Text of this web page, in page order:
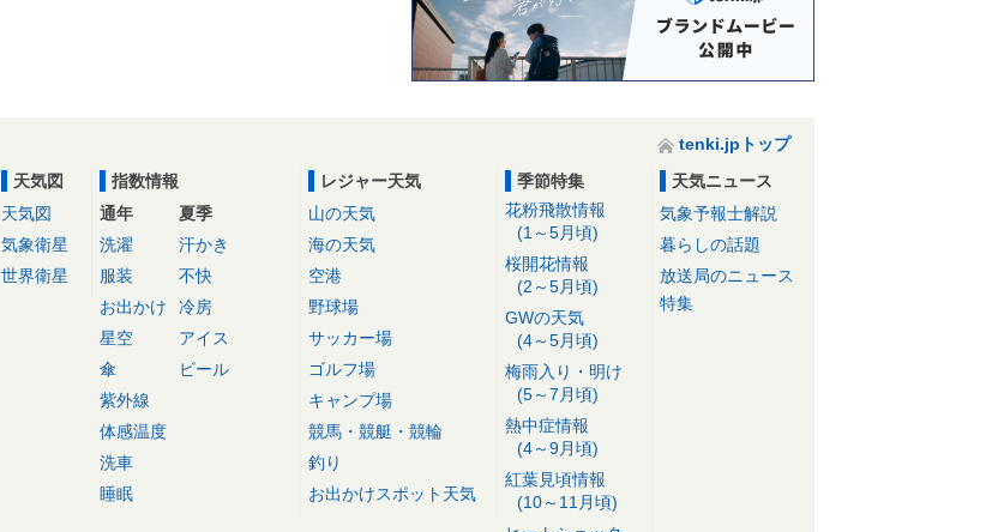
tenki.jpトップ
天気図
天気図
気象衛星
世界衛星
指数情報
通年
洗濯
服装
お出かけ
星空
傘
紫外線
体感温度
洗車
睡眠
夏季
汗かき
不快
冷房
アイス
ビール
レジャー天気
山の天気
海の天気
空港
野球場
サッカー場
ゴルフ場
キャンプ場
競馬・競艇・競輪
釣り
お出かけスポット天気
季節特集
花粉飛散情報
(1～5月頃)
桜開花情報
(2～5月頃)
GWの天気
(4～5月頃)
梅雨入り・明け
(5～7月頃)
熱中症情報
(4～9月頃)
紅葉見頃情報
(10～11月頃)
天気ニュース
気象予報士解説
暮らしの話題
放送局のニュース
特集